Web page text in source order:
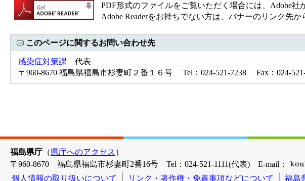
PDF形式のファイルをご覧いただく場合には、Adobe社
Adobe Readerをお持ちでない方は、バナーのリンク先
このページに関するお問い合わせ先
感染症対策課 代表
〒960-8670 福島県福島市杉妻町２番１６号 Tel：024-521-7238 Fax：024-
福島県庁 （県庁へのアクセス ）
〒960-8670 福島県福島市杉妻町2番16号 Tel：024-521-1111(代表) E-mail：
個人情報の取り扱いについて
リンク・著作権・免責事項などについて 福島